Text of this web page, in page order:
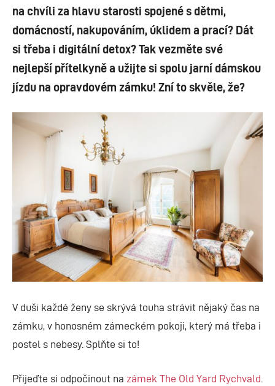
na chvíli za hlavu starosti spojené s dětmi,
domácností, nakupováním, úklidem a prací? Dát
si třeba i digitální detox? Tak vezměte své
nejlepší přítelkyně a užijte si spolu jarní dámskou
jízdu na opravdovém zámku! Zní to skvěle, že?
V duši každé ženy se skrývá touha strávit nějaký čas na
zámku, v honosném zámeckém pokoji, který má třeba i
postel s nebesy. Splňte si to!
Přijeďte si odpočinout na zámek The Old Yard Rychvald